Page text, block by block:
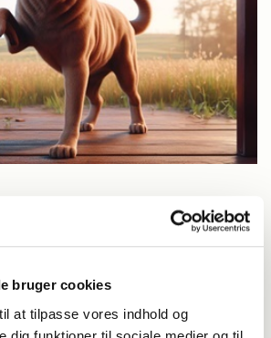
bruger cookies
at tilpasse vores indhold og
ældste hund